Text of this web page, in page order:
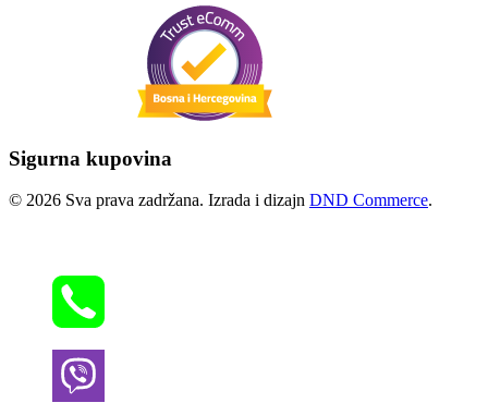
Sigurna kupovina
© 2026 Sva prava zadržana. Izrada i dizajn DND Commerce.